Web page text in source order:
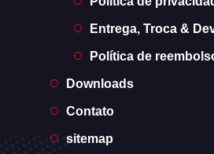
Entrega, Troca &
Política de
Downloads
Contato
sitemap